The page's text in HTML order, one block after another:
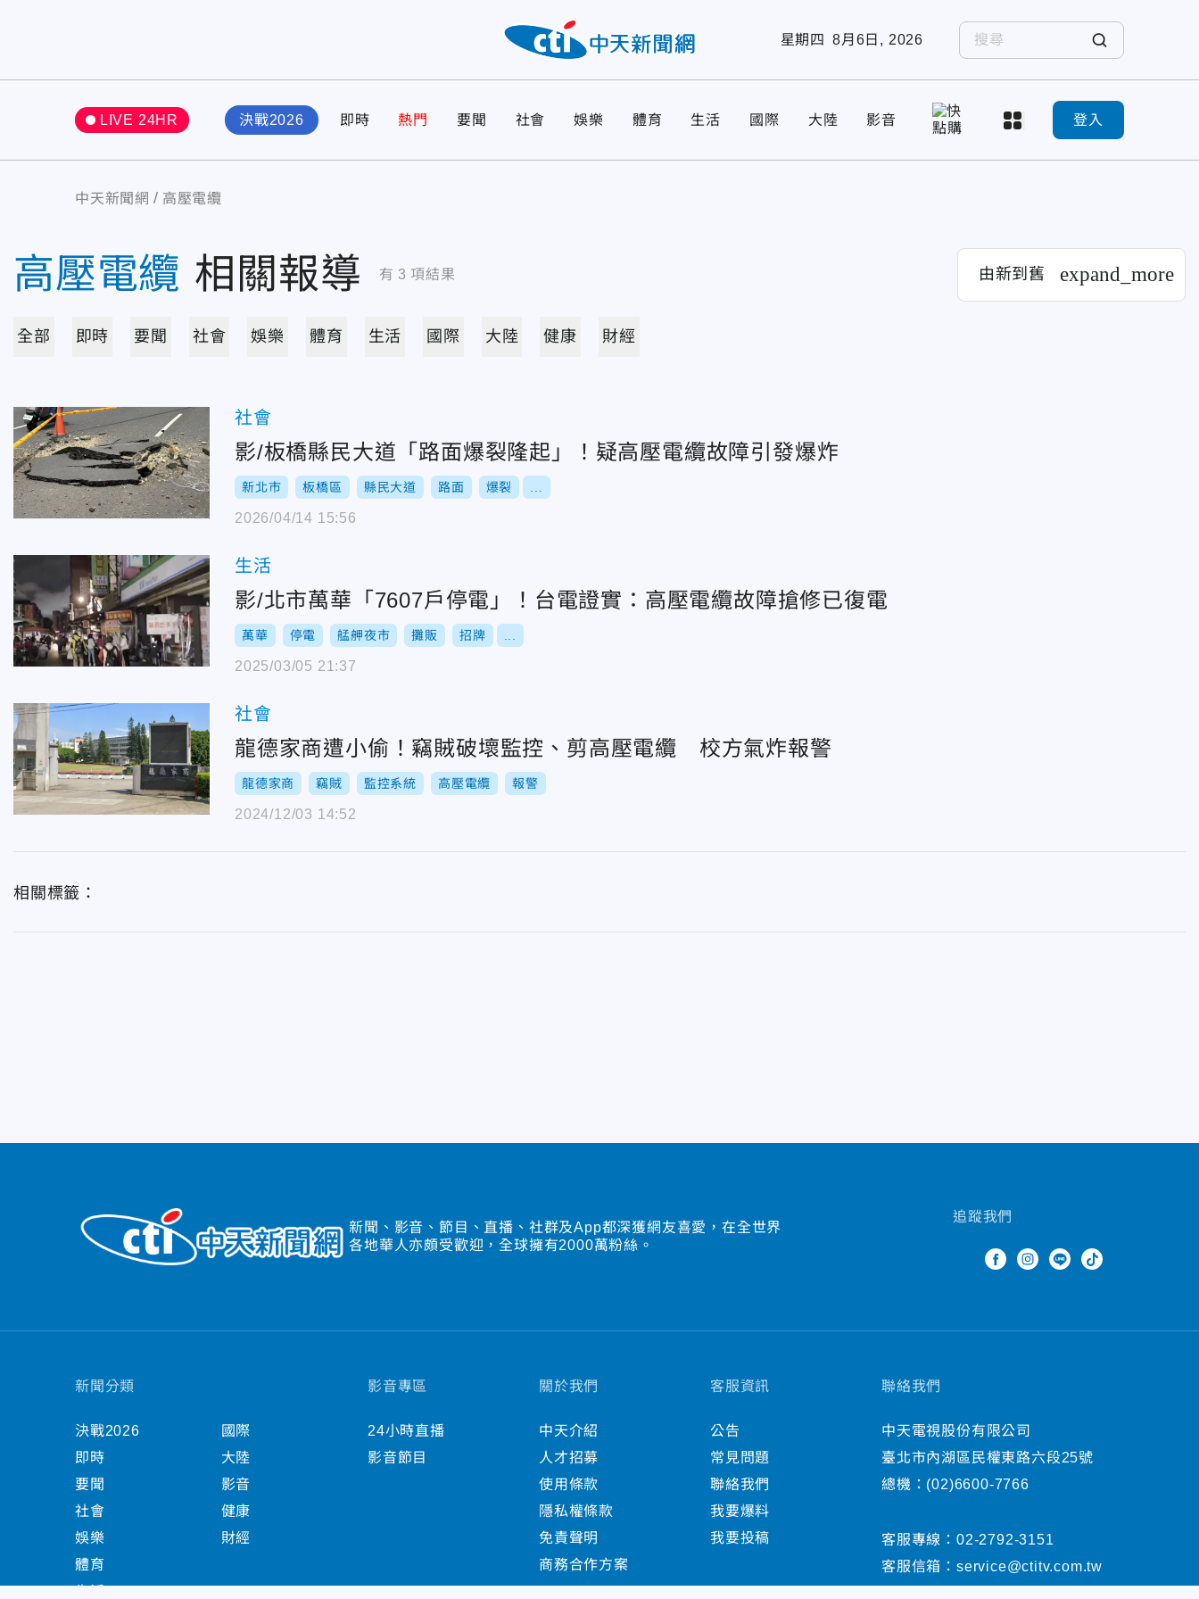
星期四 8月6日, 2026
LIVE 24HR 決戰2026 即時 熱門 要聞 社會 娛樂 體育 生活 國際 大陸 影音 登入
中天新聞網 高壓電纜
高壓電纜 相關報導 有 3 項結果 由新到舊 expand_more
全部 即時 要聞 社會 娛樂 體育 生活 國際 大陸 健康 財經
社會
影/板橋縣民大道「路面爆裂隆起」！疑高壓電纜故障引發爆炸
新北市 板橋區 縣民大道 路面 爆裂
2026/04/14 15:56
生活
影/北市萬華「7607戶停電」！台電證實：高壓電纜故障搶修已復電
萬華 停電 艋舺夜市 攤販 招牌
2025/03/05 21:37
社會
龍德家商遭小偷！竊賊破壞監控、剪高壓電纜 校方氣炸報警
龍德家商 竊賊 監控系統 高壓電纜 報警
2024/12/03 14:52
相關標籤：
新聞、影音、節目、直播、社群及App都深獲網友喜愛，在全世界
各地華人亦頗受歡迎，全球擁有2000萬粉絲。
追蹤我們
新聞分類
決戰2026
即時
要聞
社會
娛樂
體育
國際
大陸
影音
健康
財經
影音專區
24小時直播
影音節目
關於我們
中天介紹
人才招募
使用條款
隱私權條款
免責聲明
商務合作方案
客服資訊
公告
常見問題
聯絡我們
我要爆料
我要投稿
聯絡我們
中天電視股份有限公司
臺北市內湖區民權東路六段25號
總機： (02)6600-7766
客服專線： 02-2792-3151
客服信箱： service@ctitv.com.tw